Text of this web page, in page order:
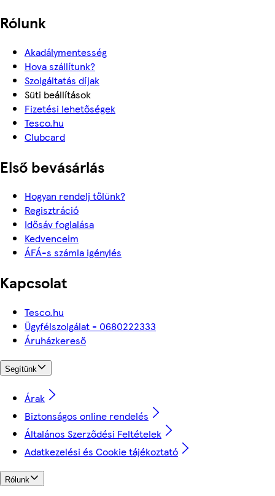
Rólunk
Akadálymentesség
Hova szállítunk?
Szolgáltatás díjak
Süti beállítások
Fizetési lehetőségek
Tesco.hu
Clubcard
Első bevásárlás
Hogyan rendelj tőlünk?
Regisztráció
Idősáv foglalása
Kedvenceim
ÁFÁ-s számla igénylés
Kapcsolat
Tesco.hu
Ügyfélszolgálat - 0680222333
Áruházkereső
Segítünk
Árak
Biztonságos online rendelés
Általános Szerződési Feltételek
Adatkezelési és Cookie tájékoztató
Rólunk